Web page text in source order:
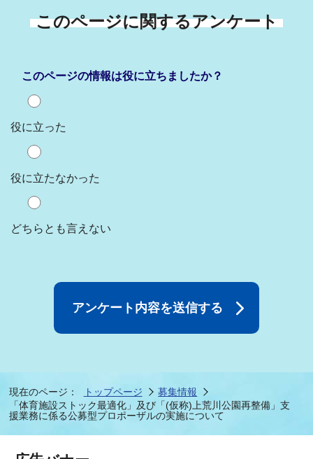
このページに関するアンケート
このページの情報は役に立ちましたか？
役に立った
役に立たなかった
どちらとも言えない
現在のページ： トップページ
募集情報
「体育施設ストック最適化」及び「(仮称)上荒川公園再整備」支
援業務に係る公募型プロポーザルの実施について